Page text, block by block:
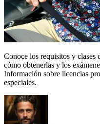
Conoce los requisitos y
cómo obtenerlas y los
Información sobre licencias
especiales.